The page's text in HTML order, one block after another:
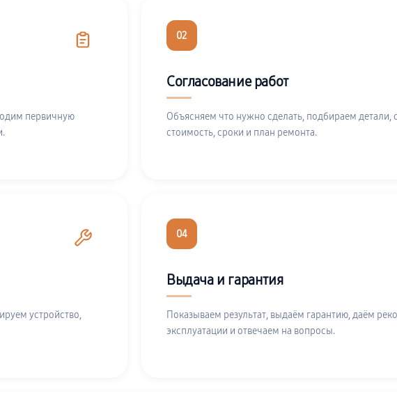
первичную
02
Согласование работ
Объясняем что нужно сделать, подбираем детали,
стоимость, сроки и план ремонта.
устройство,
04
Выдача и гарантия
Показываем результат, выдаём гарантию, даём
эксплуатации и отвечаем на вопросы.